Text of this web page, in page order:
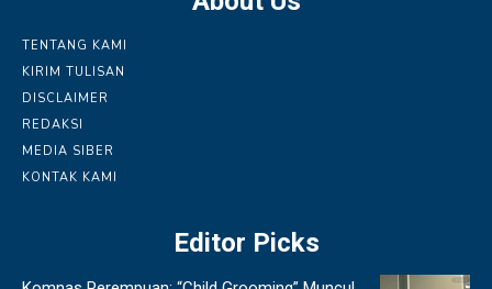
TENTANG KAMI
KIRIM TULISAN
DISCLAIMER
REDAKSI
MEDIA SIBER
KONTAK KAMI
Editor Picks